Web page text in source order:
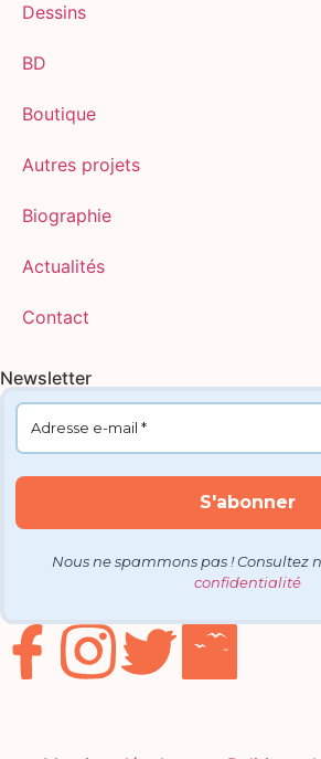
Dessins
BD
Boutique
Autres projets
Biographie
Actualités
Contact
Newsletter
Nous ne spammons pas ! Consultez
confidentialité